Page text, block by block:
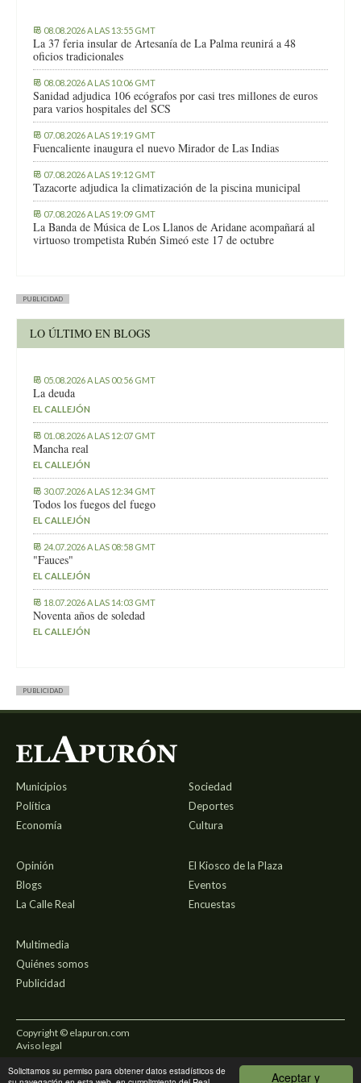
Aceptar y
Solicitamos su permiso para obtener datos estadísticos de
08.08.2026 A LAS 13:55 GMT
La 37 feria insular de Artesanía de La Palma reunirá a 48
oficios tradicionales
08.08.2026 A LAS 10:06 GMT
Sanidad adjudica 106 ecógrafos por casi tres millones de euros
para varios hospitales del SCS
07.08.2026 A LAS 19:19 GMT
Fuencaliente inaugura el nuevo Mirador de Las Indias
07.08.2026 A LAS 19:12 GMT
Tazacorte adjudica la climatización de la piscina municipal
07.08.2026 A LAS 19:09 GMT
La Banda de Música de Los Llanos de Aridane acompañará al
virtuoso trompetista Rubén Simeó este 17 de octubre
PUBLICIDAD
LO ÚLTIMO EN BLOGS
05.08.2026 A LAS 00:56 GMT
La deuda
EL CALLEJÓN
01.08.2026 A LAS 12:07 GMT
Mancha real
EL CALLEJÓN
30.07.2026 A LAS 12:34 GMT
Todos los fuegos del fuego
EL CALLEJÓN
24.07.2026 A LAS 08:58 GMT
"Fauces"
EL CALLEJÓN
18.07.2026 A LAS 14:03 GMT
Noventa años de soledad
EL CALLEJÓN
PUBLICIDAD
Municipios
Política
Economía
Sociedad
Deportes
Cultura
Opinión
Blogs
La Calle Real
El Kiosco de la Plaza
Eventos
Encuestas
Multimedia
Quiénes somos
Publicidad
Copyright © elapuron.com
Aviso legal
Política de privacidad